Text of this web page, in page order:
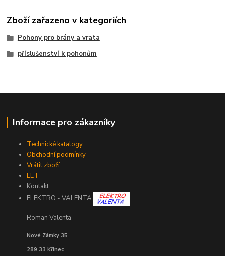
Zboží zařazeno v kategoriích
Pohony pro brány a vrata
příslušenství k pohonům
Informace pro zákazníky
Technické katalogy
Obchodní podmínky
Vrátit zboží
EET
Kontakt:
ELEKTRO - VALENTA
Roman Valenta
Nové Zámky 35
289 33 Křinec